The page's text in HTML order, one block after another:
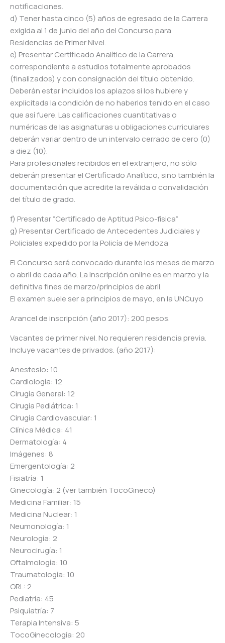
notificaciones.
d) Tener hasta cinco (5) años de egresado de la Carrera
exigida al 1 de junio del año del Concurso para
Residencias de Primer Nivel.
e) Presentar Certificado Analítico de la Carrera,
correspondiente a estudios totalmente aprobados
(finalizados) y con consignación del título obtenido.
Deberán estar incluidos los aplazos si los hubiere y
explicitada la condición de no haberlos tenido en el caso
que así fuere. Las calificaciones cuantitativas o
numéricas de las asignaturas u obligaciones curriculares
deberán variar dentro de un intervalo cerrado de cero (0)
a diez (10).
Para profesionales recibidos en el extranjero, no sólo
deberán presentar el Certificado Analítico, sino también la
documentación que acredite la reválida o convalidación
del título de grado.
f) Presentar “Certificado de Aptitud Psico-física”
g) Presentar Certificado de Antecedentes Judiciales y
Policiales expedido por la Policía de Mendoza
El Concurso será convocado durante los meses de marzo
o abril de cada año. La inscripción online es en marzo y la
definitiva fines de marzo/principios de abril.
El examen suele ser a principios de mayo, en la UNCuyo
Arancel de inscripción (año 2017): 200 pesos.
Vacantes de primer nivel. No requieren residencia previa.
Incluye vacantes de privados. (año 2017):
Anestesio: 10
Cardiología: 12
Cirugía General: 12
Cirugía Pediátrica: 1
Cirugía Cardiovascular: 1
Clínica Médica: 41
Dermatología: 4
Imágenes: 8
Emergentología: 2
Fisiatría: 1
Ginecología: 2 (ver también TocoGineco)
Medicina Familiar: 15
Medicina Nuclear: 1
Neumonología: 1
Neurología: 2
Neurocirugía: 1
Oftalmología: 10
Traumatología: 10
ORL: 2
Pediatría: 45
Psiquiatría: 7
Terapia Intensiva: 5
TocoGinecología: 20